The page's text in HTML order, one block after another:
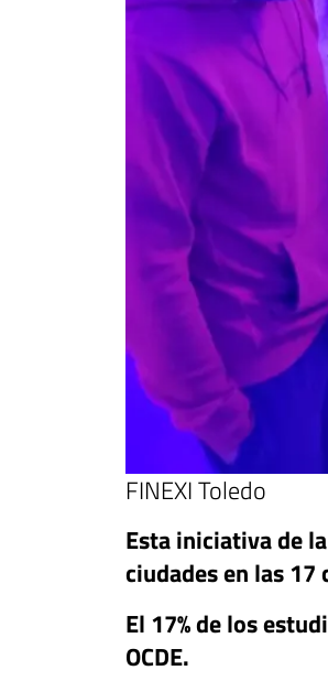
FINEXI Toledo
Esta iniciativa de
ciudades en las
El 17% de los
OCDE.